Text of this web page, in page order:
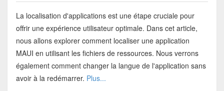
La localisation d'applications est une étape cruciale pour
offrir une expérience utilisateur optimale. Dans cet article,
nous allons explorer comment localiser une application
MAUI en utilisant les fichiers de ressources. Nous verrons
également comment changer la langue de l'application sans
avoir à la redémarrer. Plus...